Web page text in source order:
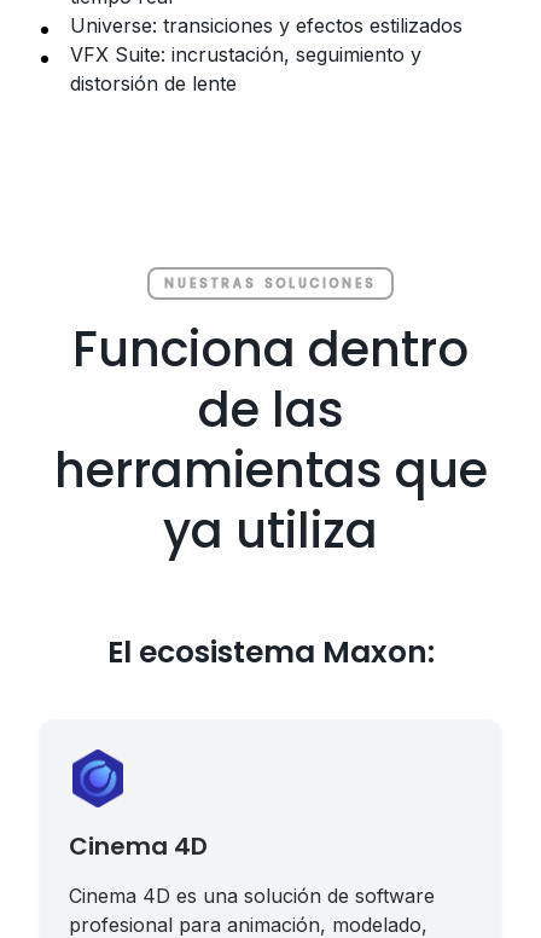
Universe: transiciones y efectos estilizados
VFX Suite: incrustación, seguimiento y
distorsión de lente
NUESTRAS SOLUCIONES
Funciona dentro
de las
herramientas que
ya utiliza
El ecosistema Maxon:
Cinema 4D
Cinema 4D es una solución de software
profesional para animación, modelado,